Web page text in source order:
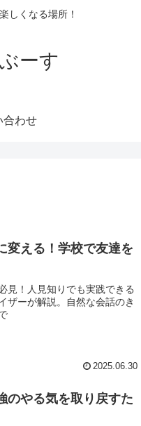
しくなる場所！
ーす
合わせ
変える！学校で友達を
見！人見知りでも実践できる
ザーが解説。自然な会話のき
2025.06.30
のやる気を取り戻すた